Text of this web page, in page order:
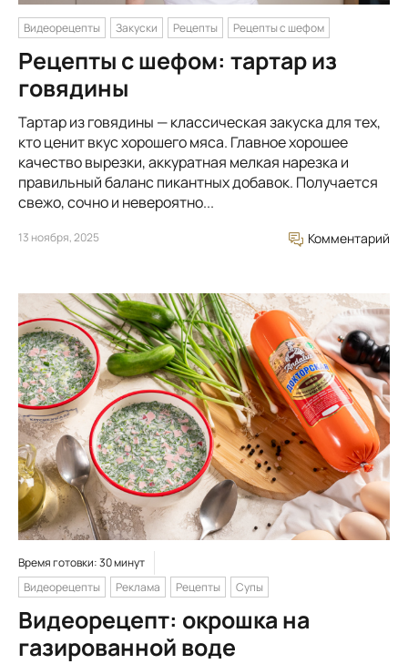
Видеорецепты Закуски Рецепты Рецепты с шефом
Рецепты с шефом: тартар из
говядины
Тартар из говядины — классическая закуска для тех,
кто ценит вкус хорошего мяса. Главное хорошее
качество вырезки, аккуратная мелкая нарезка и
правильный баланс пикантных добавок. Получается
свежо, сочно и невероятно...
13 ноября, 2025 Комментарий
Время готовки: 30 минут
Видеорецепты
Реклама Рецепты Супы
Видеорецепт: окрошка на
газированной воде